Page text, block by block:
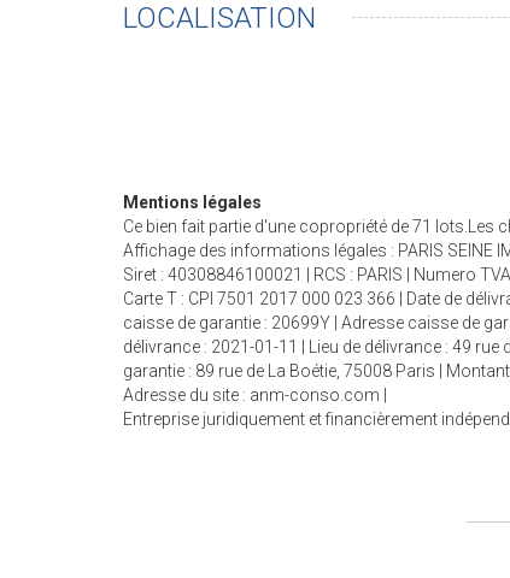
LOCALISATION
Mentions légales
Ce bien fait partie d'une copropriété de 71 lots.Les
Affichage des informations légales : PARIS SEINE
Siret : 40308846100021 | RCS : PARIS | Numero
Carte T : CPI 7501 2017 000 023 366 | Date de
caisse de garantie : 20699Y | Adresse caisse de
délivrance : 2021-01-11 | Lieu de délivrance : 49
garantie : 89 rue de La Boétie, 75008 Paris |
Adresse du site : anm-conso.com
Entreprise juridiquement et financièrement